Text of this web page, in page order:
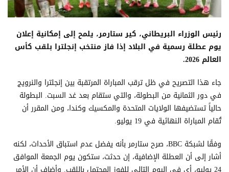
رئيس الوزراء البريطاني، كير ستارمر، يلمح إلى إمكانية إعلان
يوم عطلة رسمية في البلاد إذا فاز منتخب إنجلترا بلقب كأس
العالم 2026.
جاء هذا التصريح في ظل ترقب المباراة المرتقبة بين إنجلترا والنرويج
في دور الثمانية من البطولة، والتي ستقام بعد غد السبت. البطولة
حالياً تستضيفها الولايات المتحدة والمكسيك وكندا، ومن المقرر أن
تُقام المباراة النهائية في 19 يوليو.
وفقًا لشبكة BBC، صرح ستارمر بأنه يفضل عدم استباق الأحداث، لكنه
أشار إلى أن العطلة الإضافية، إن حدثت، ستكون يوم الجمعة الموافق